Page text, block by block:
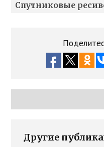
Спутниковые
Другие